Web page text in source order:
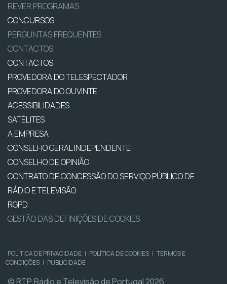
REVER PROGRAMAS
CONCURSOS
PERGUNTAS FREQUENTES
CONTACTOS
CONTACTOS
PROVEDORA DO TELESPECTADOR
PROVEDORA DO OUVINTE
ACESSIBILIDADES
SATÉLITES
A EMPRESA
CONSELHO GERAL INDEPENDENTE
CONSELHO DE OPINIÃO
CONTRATO DE CONCESSÃO DO SERVIÇO PÚBLICO DE
RÁDIO E TELEVISÃO
RGPD
GESTÃO DAS DEFINIÇÕES DE COOKIES
POLÍTICA DE PRIVACIDADE | POLÍTICA DE COOKIES | TERMOS E
CONDIÇÕES | PUBLICIDADE
© RTP, Rádio e Televisão de Portugal 2026